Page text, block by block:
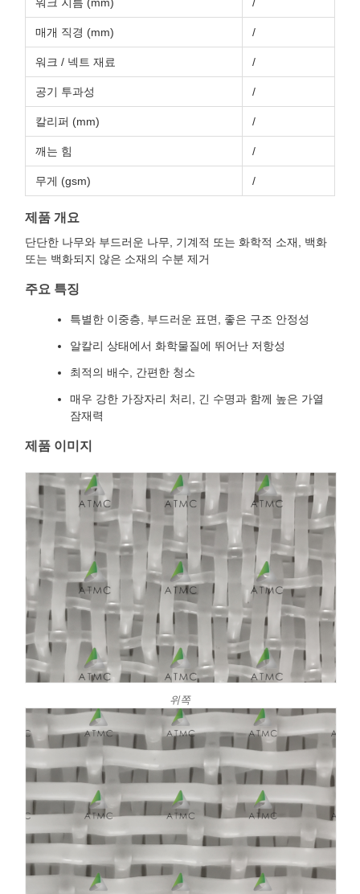
매개 직경 (mm) /
워크 / 넥트 재료 /
공기 투과성 /
칼리퍼 (mm) /
깨는 힘 /
무게 (gsm) /
제품 개요
단단한 나무와 부드러운 나무, 기계적 또는 화학적 소재, 백화
또는 백화되지 않은 소재의 수분 제거
주요 특징
특별한 이중층, 부드러운 표면, 좋은 구조 안정성
알칼리 상태에서 화학물질에 뛰어난 저항성
최적의 배수, 간편한 청소
매우 강한 가장자리 처리, 긴 수명과 함께 높은 가열
잠재력
제품 이미지
위쪽